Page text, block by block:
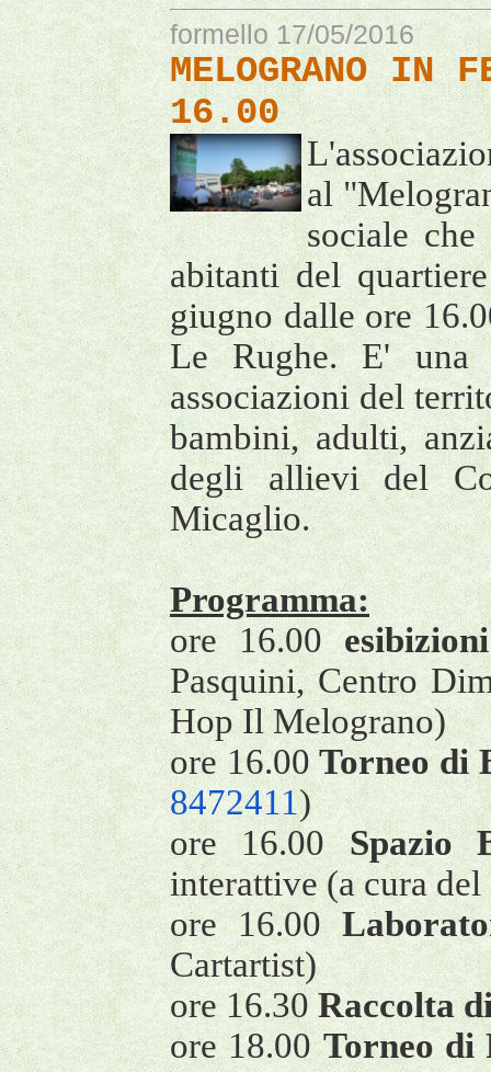
formello 17/05/2016
MELOGRANO IN
16.00
al
sociale
abitanti del
giugno dalle ore
Le Rughe. E' una
associazioni del
bambini, adulti,
degli allievi del
Micaglio.
Programma:
ore 16.00
Pasquini, Centro
Hop Il Melograno)
ore 16.00Torneo di
8472411)
ore 16.00 Spazio
interattive (a cura
ore 16.00
Cartartist)
ore 16.30 Raccolta
ore 18.00Torneo di